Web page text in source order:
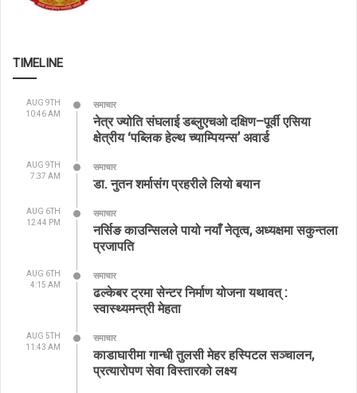
TIMELINE
AUG 9TH
10:46 AM
समाचार
नेत्र ज्योति संघलाई डब्लुएचओ दक्षिण–पूर्वी एसिया
क्षेत्रीय ‘पब्लिक हेल्थ च्याम्पियन्स’ अवार्ड
AUG 9TH
7:37 AM
समाचार
डा. नुतन शर्मासंग प्रहरीले लियो बयान
AUG 6TH
12:44 PM
समाचार
नर्सिङ काउन्सिलले पायो नयाँ नेतृत्व, अध्यक्षमा सकुन्तला
प्रजापति
AUG 6TH
4:15 AM
समाचार
ढल्केबर ट्रमा सेन्टर निर्माण योजना यथावत् :
स्वास्थ्यमन्त्री मेहता
AUG 5TH
11:43 AM
समाचार
काडाघारीमा गान्धी तुलसी मेहर हस्पिटल सञ्चालन,
प्रत्यारोपण सेवा विस्तारको लक्ष्य